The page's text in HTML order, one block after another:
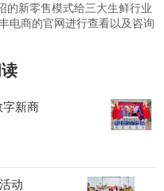
新零售模式给三大生鲜行业
电商的官网进行查看以及咨询
字新商
动